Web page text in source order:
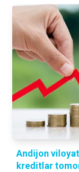
Andijon
kreditlar